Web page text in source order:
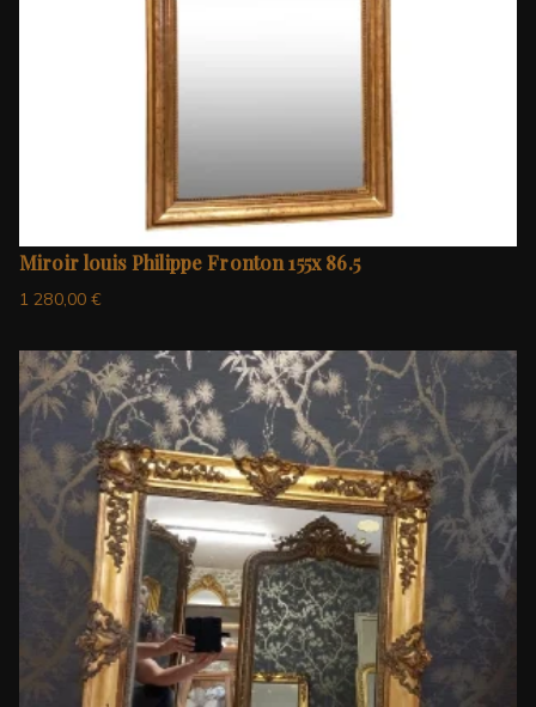
Miroir louis Philippe Fronton 155x 86.5
1 280,00€